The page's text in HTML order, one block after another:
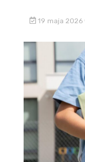
19 maja 2026